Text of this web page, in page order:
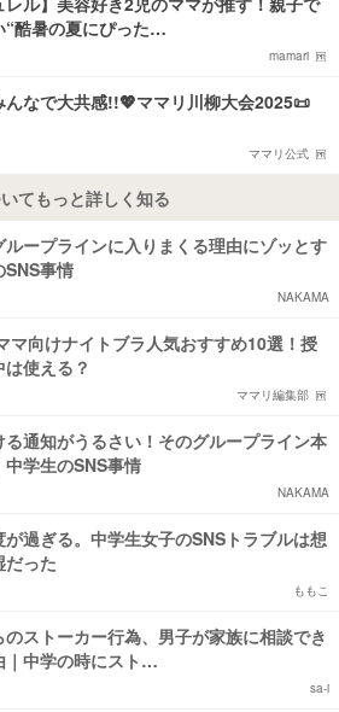
“酷暑の夏にぴった…
mamari
んなで大共感!!💖ママリ川柳大会2025📜
ママリ公式
てもっと詳しく知る
ープラインに入りまくる理由にゾッとす
SNS事情
NAKAMA
マ向けナイトブラ人気おすすめ10選！授
使える？
ママリ編集部
通知がうるさい！そのグループライン本
中学生のSNS事情
NAKAMA
過ぎる。中学生女子のSNSトラブルは想
だった
ももこ
ストーカー行為、男子が家族に相談でき
｜中学の時にスト…
sa-i